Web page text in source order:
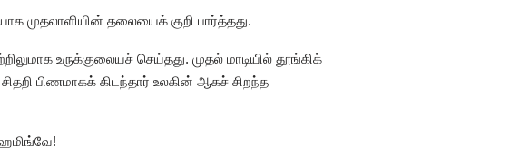
முதலாளியின் தலையைக் குறி பார்த்தது.
உருக்குலையச் செய்தது. முதல் மாடியில் தூங்கிக்
பிணமாகக் கிடந்தார் உலகின் ஆகச் சிறந்த